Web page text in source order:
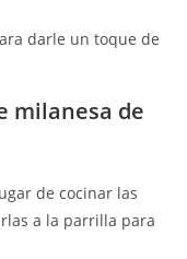
darle un toque de
milanesa de
de cocinar las
a la parrilla para